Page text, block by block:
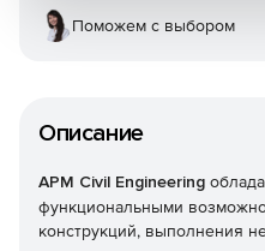
Описание
APM Civil Engineering
функциональными
конструкций, выполнения
Поможем с выбором